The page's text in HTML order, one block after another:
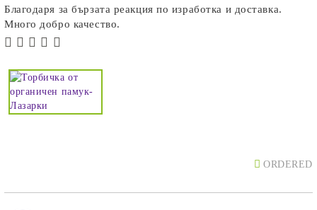
Благодаря за бързата реакция по изработка и доставка.
Много добро качество.
ORDERED